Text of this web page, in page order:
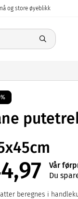
og store øyeblikk
Vår
Du
beregnes i